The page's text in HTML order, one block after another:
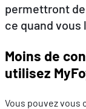
permettront
ce quand vous
Moins de
utilisez
Vous pouvez vous